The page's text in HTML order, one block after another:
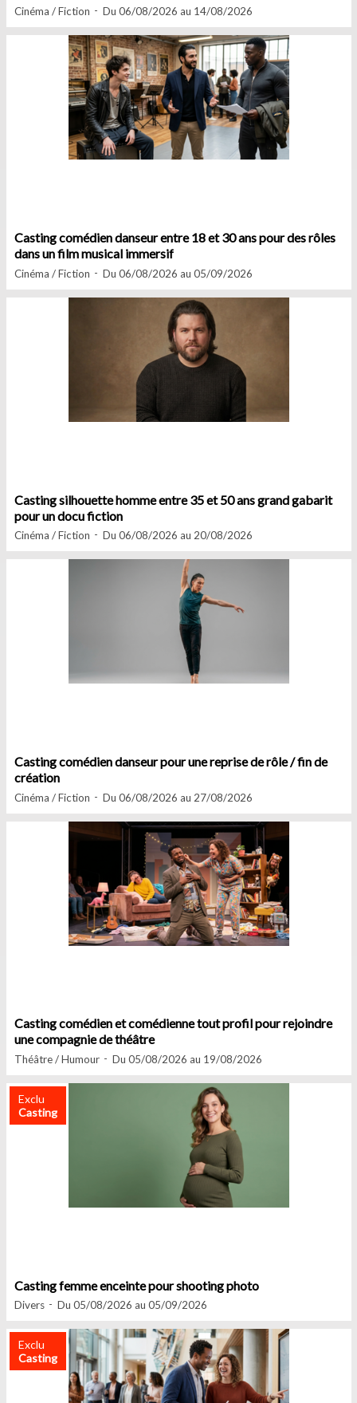
Cinéma / Fiction Du 06/08/2026 au 14/08/2026
Casting comédien danseur entre 18 et 30 ans pour des rôles
dans un film musical immersif
Cinéma / Fiction Du 06/08/2026 au 05/09/2026
Casting silhouette homme entre 35 et 50 ans grand gabarit
pour un docu fiction
Cinéma / Fiction Du 06/08/2026 au 20/08/2026
Casting comédien danseur pour une reprise de rôle / fin de
création
Cinéma / Fiction Du 06/08/2026 au 27/08/2026
Casting comédien et comédienne tout profil pour rejoindre
une compagnie de théâtre
Théâtre / Humour Du 05/08/2026 au 19/08/2026
Exclu
Casting
Casting femme enceinte pour shooting photo
Divers Du 05/08/2026 au 05/09/2026
Exclu
Casting